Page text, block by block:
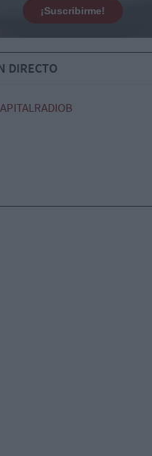
¡Suscribirme!
DIRECTO